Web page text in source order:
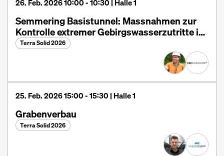
26. Feb. 2026 10:00 - 10:30 | Halle 1
Semmering Basistunnel: Massnahmen zur
Kontrolle extremer Gebirgswasserzutritte in
den laufenden Tunnelvortrieb
Terra Solid 2026
25. Feb. 2026 15:00 - 15:30 | Halle 1
Grabenverbau
Terra Solid 2026